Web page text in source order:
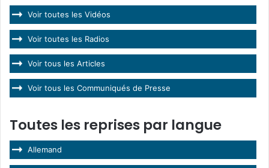
Voir toutes les Vidéos
Voir toutes les Radios
Voir tous les Articles
Voir tous les Communiqués de Presse
Toutes les reprises par langue
Allemand